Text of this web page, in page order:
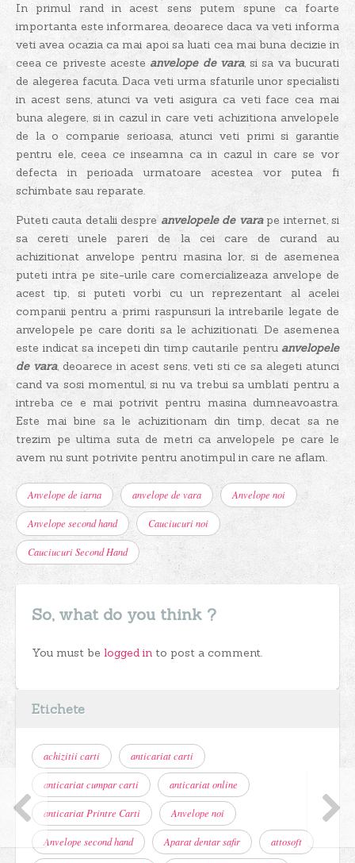
In primul rand in acest sens putem spune ca foarte
importanta este informarea, deoarece daca va veti informa
veti avea ocazia ca mai apoi sa luati cea mai buna decizie in
ceea ce priveste acesteanvelope de vara, si sa va bucurati
de alegerea facuta. Daca veti urma sfaturile unor specialisti
in acest sens, atunci va veti asigura ca veti face cea mai
buna alegere, si in cazul in care veti achizitiona anvelopele
de la o companie serioasa, atunci veti primi si garantie
pentru ele, ceea ce inseamna ca in cazul in care se vor
defecta in perioada urmatoare acestea vor putea fi
schimbate sau reparate.
Puteti cauta detalii despre anvelopele de varape internet, si
sa cereti unele pareri de la cei care de curand au
achizitionat anvelope pentru masina lor, si de asemenea
puteti intra pe site-urile care comercializeaza anvelope de
acest tip, si puteti vorbi cu un reprezentant al acelei
companii pentru a primi raspunsuri la intrebarile legate de
anvelopele pe care doriti sa le achizitionati. De asemenea
este indicat sa incepeti din timp cautarile pentru anvelopele
de vara, deoarece in acest sens, veti sti ce sa alegeti atunci
cand va sosi momentul, si nu va trebui sa umblati pentru a
intreba ce e mai potrivit pentru masina dumneavoastra.
Este mai bine sa le achizitionam din timp, decat sa ne
trezim pe ultima suta de metri ca anvelopele pe care le
avem nu sunt potrivite pentru anotimpul in care ne aflam.
Anvelope de iarna anvelope de vara Anvelope noi
Anvelope second hand Cauciucuri noi
Cauciucuri Second Hand
So, what do you think ?
You must be logged in to post a comment.
Etichete
achizitii carti anticariat carti
anticariat cumpar carti anticariat online
anticariat Printre Carti Anvelope noi
Anvelope second hand Aparat dentar safir attosoft